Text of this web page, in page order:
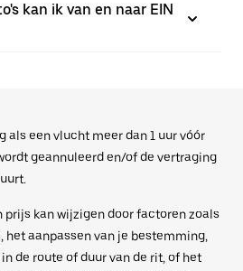
kan ik van en naar EIN
als een vlucht meer dan 1 uur vóór
geannuleerd en/of de vertraging
prijs kan wijzigen door factoren zoals
het aanpassen van je bestemming,
de route of duur van de rit, of het